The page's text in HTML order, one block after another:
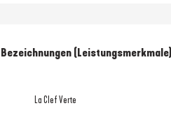
Bezeichnungen (Leistungsmerkmale)
Bezeichnungen (Leistungsmerkmale)
La Clef Verte